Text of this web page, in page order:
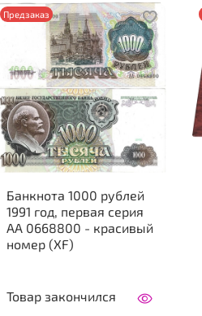
Предзаказ
Банкнота 1000 рублей
1991 год, первая серия
АА 0668800 - красивый
номер (XF)
Товар закончился